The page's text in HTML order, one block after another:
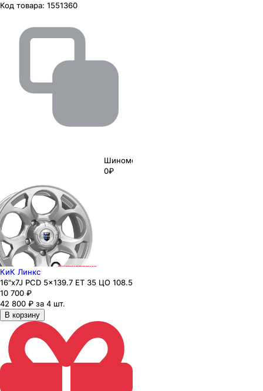
Код товара: 1551360
Шиномонтаж
0₽
КиК Линкс
16"x7J PCD 5x139.7 ЕТ 35 ЦО 108.5
10 700 ₽
42 800 ₽ за 4 шт.
В корзину